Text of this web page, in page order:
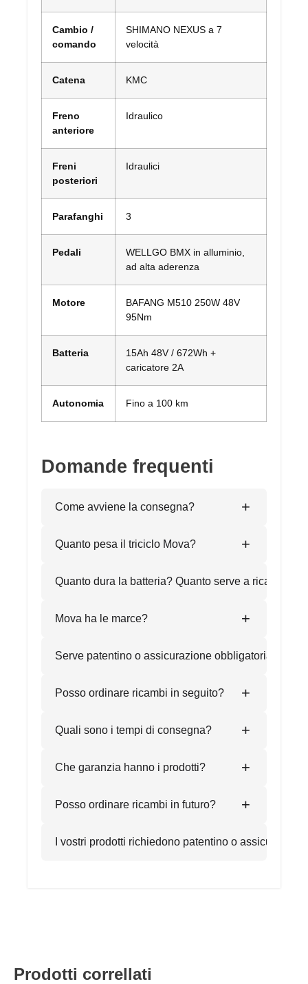
Cambio /
comando
SHIMANO NEXUS a 7
velocità
Catena KMC
Freno
anteriore
Idraulico
Freni
posteriori
Idraulici
Parafanghi 3
Pedali
WELLGO BMX in alluminio,
ad alta aderenza
Motore
BAFANG M510 250W 48V
95Nm
Batteria
15Ah 48V / 672Wh +
caricatore 2A
Autonomia Fino a 100 km
Domande frequenti
Come avviene la consegna? +
Quanto pesa il triciclo Mova? +
Quanto dura la batteria? Quanto serve a ricaricarla?
Mova ha le marce? +
Serve patentino o assicurazione obbligatoria?
Posso ordinare ricambi in seguito? +
Quali sono i tempi di consegna? +
Che garanzia hanno i prodotti? +
Posso ordinare ricambi in futuro? +
I vostri prodotti richiedono patentino o
Prodotti correllati